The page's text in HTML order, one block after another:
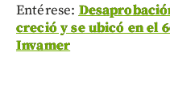
Entérese:
creció y se ubicó en el
Invamer